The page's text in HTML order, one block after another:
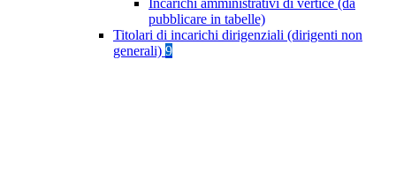
Incarichi amministrativi di vertice (da
pubblicare in tabelle)
Titolari di incarichi dirigenziali (dirigenti non
generali) 9